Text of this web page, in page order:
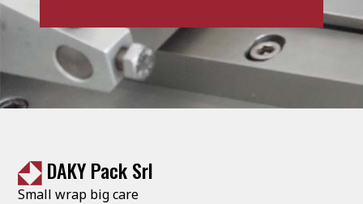
DAKY Pack Srl
Small wrap big care